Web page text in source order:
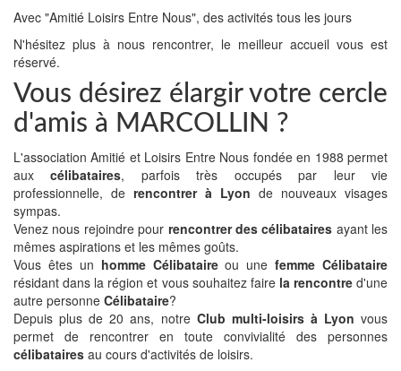
Avec "Amitié Loisirs Entre Nous", des activités tous les jours
N'hésitez plus à nous rencontrer, le meilleur accueil vous est
réservé.
Vous désirez élargir votre cercle
d'amis à MARCOLLIN ?
L'association Amitié et Loisirs Entre Nous fondée en 1988 permet
auxcélibataires, parfois très occupés par leur vie
professionnelle, de rencontrer à Lyon de nouveaux visages
sympas.
Venez nous rejoindre pour rencontrer des célibataires ayant les
mêmes aspirations et les mêmes goûts.
Vous êtes un homme Célibataireou unefemme Célibataire
résidant dans la région et vous souhaitez faire la rencontred'une
autre personne Célibataire?
Depuis plus de 20 ans, notre Club multi-loisirs à Lyon vous
permet de rencontrer en toute convivialité des personnes
célibataires au cours d'activités de loisirs.